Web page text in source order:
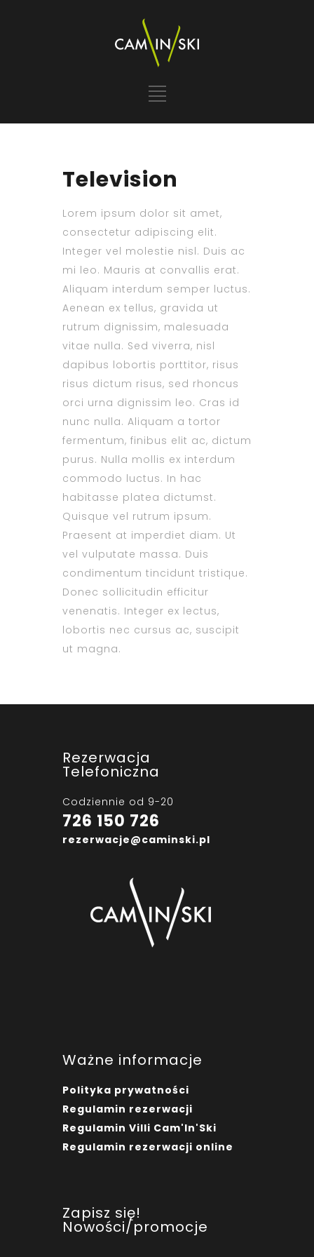
Television
Lorem ipsum dolor sit amet,
consectetur adipiscing elit.
Integer vel molestie nisl. Duis ac
mi leo. Mauris at convallis erat.
Aliquam interdum semper luctus.
Aenean ex tellus, gravida ut
rutrum dignissim, malesuada
vitae nulla. Sed viverra, nisl
dapibus lobortis porttitor, risus
risus dictum risus, sed rhoncus
orci urna dignissim leo. Cras id
nunc nulla. Aliquam a tortor
fermentum, finibus elit ac, dictum
purus. Nulla mollis ex interdum
commodo luctus. In hac
habitasse platea dictumst.
Quisque vel rutrum ipsum.
Praesent at imperdiet diam. Ut
vel vulputate massa. Duis
condimentum tincidunt tristique.
Donec sollicitudin efficitur
venenatis. Integer ex lectus,
lobortis nec cursus ac, suscipit
ut magna.
Rezerwacja
Telefoniczna
Codziennie od 9-20
726 150 726
rezerwacje@caminski.pl
Ważne informacje
Polityka prywatności
Regulamin rezerwacji
Regulamin Villi Cam'In'Ski
Regulamin rezerwacji online
Zapisz się!
Nowości/promocje